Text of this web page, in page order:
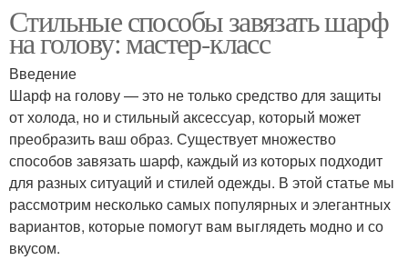
Стильные способы завязать шарф
на голову: мастер-класс
Введение
Шарф на голову — это не только средство для защиты
от холода, но и стильный аксессуар, который может
преобразить ваш образ. Существует множество
способов завязать шарф, каждый из которых подходит
для разных ситуаций и стилей одежды. В этой статье мы
рассмотрим несколько самых популярных и элегантных
вариантов, которые помогут вам выглядеть модно и со
вкусом.